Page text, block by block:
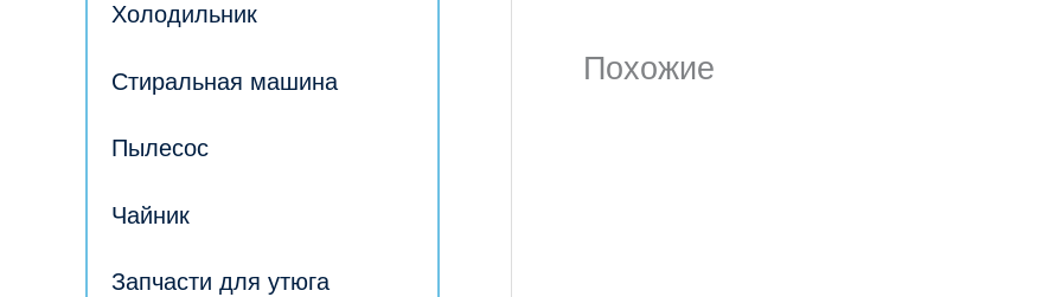
Холодильник
Стиральная машина
Пылесос
Чайник
Запчасти для утюга
Похожие